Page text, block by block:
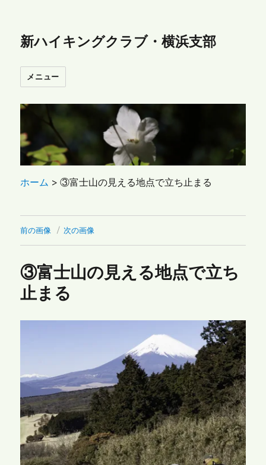
新ハイキングクラブ・横浜支部
メニュー
ホーム >③富士山の見える地点で立ち止まる
前の画像 次の画像
③富士山の見える地点で立ち
止まる